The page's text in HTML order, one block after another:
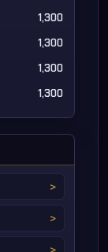
1,300
1,300
1,300
1,300